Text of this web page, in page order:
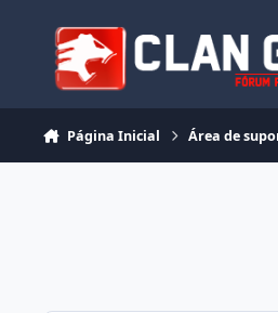
Página Inicial Área de